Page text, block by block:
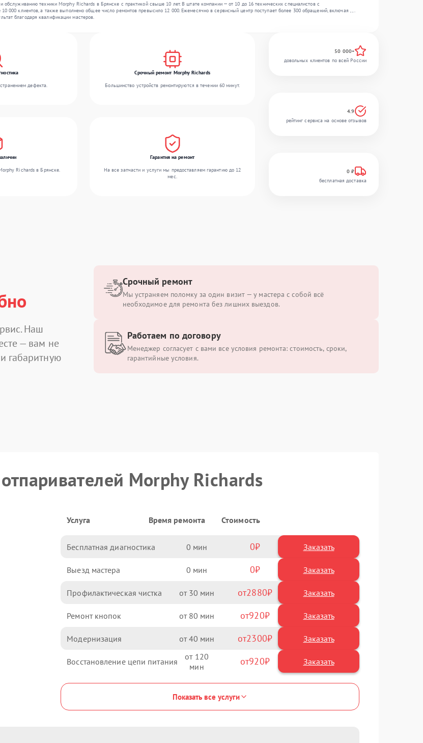
техники Morphy Richards в Брянске с практикой свыше 10 лет. В штате компании — от 10 до 16 технических специалистов с
000 клиентов, а также выполнено общее число ремонтов превысило 12 000. Ежемесячно в сервисный центр поступает более 300 обращений, включая , , .
благодаря квалификации мастеров.
дефекта.
Срочный ремонт Morphy Richards
Большинство устройств ремонтируются в течении 60 минут.
Richards в Брянске.
Гарантия на ремонт
На все запчасти и услуги мы предоставляем гарантию до 12
мес.
50 000+
довольных клиентов по всей России
4.9
рейтинг сервиса на основе отзывов
0 ₽
бесплатная доставка
Наш
— вам не
габаритную
Срочный ремонт
Мы устраняем поломку за один визит — у мастера с собой всё
необходимое для ремонта без лишних выездов.
Работаем по договору
Менеджер согласует с вами все условия ремонта: стоимость, сроки,
гарантийные условия.
Morphy Richards
Услуга Время ремонта Стоимость
Бесплатная диагностика 0 0 Заказать
Выезд мастера 0 0 Заказать
Профилактическая чистка 30 2880
Ремонт кнопок 80 920
Модернизация 40 2300
Восстановление цепи питания 120 920
Показать все услуги